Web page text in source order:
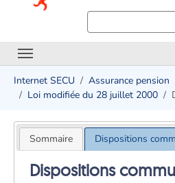
Internet SECU Assurance pension
Loi modifiée du 28 juillet 2000
Sommaire Dispositions
Dispositions